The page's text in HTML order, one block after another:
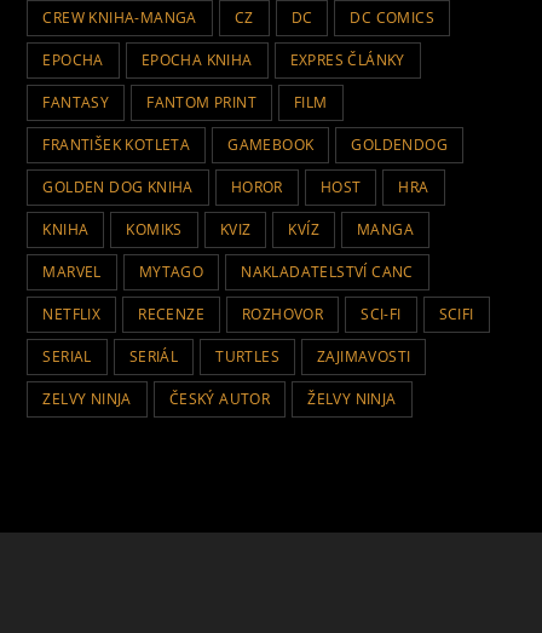
CREW KNIHA-MANGA CZ DC DC COMICS
EPOCHA EPOCHA KNIHA EXPRES ČLÁNKY
FANTASY FANTOM PRINT FILM
FRANTIŠEK KOTLETA GAMEBOOK GOLDENDOG
GOLDEN DOG KNIHA HOROR HOST HRA
KNIHA KOMIKS KVIZ KVÍZ MANGA
MARVEL MYTAGO NAKLADATELSTVÍ CANC
NETFLIX RECENZE ROZHOVOR SCI-FI SCIFI
SERIAL SERIÁL TURTLES ZAJIMAVOSTI
ZELVY NINJA ČESKÝ AUTOR ŽELVY NINJA